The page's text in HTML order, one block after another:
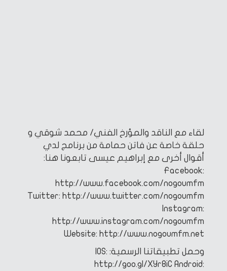
لقاء مع الناقد والمؤرخ الفني/ محمد شوقي و
حلقة خاصة عن فاتن حمامة من برنامج لدي
أقوال أخرى مع إبراهيم عيسى تابعونا هنا:
Facebook:
http://www.facebook.com/nogoumfm
Twitter: http://www.twitter.com/nogoumfm
Instagram:
http://www.instagram.com/nogoumfm
Website: http://www.nogoumfm.net
وحمل تطبيقاتنا الرسمية: IOS:
http://goo.gl/XYr8iC Android: